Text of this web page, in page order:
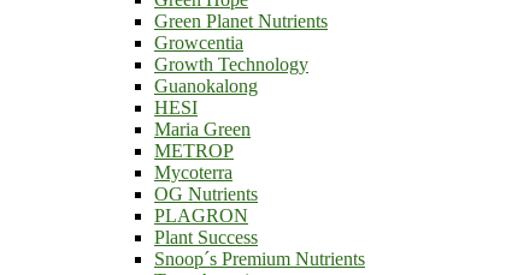
Green Planet Nutrients
Growcentia
Growth Technology
Guanokalong
HESI
Maria Green
METROP
Mycoterra
OG Nutrients
PLAGRON
Plant Success
Snoop´s Premium Nutrients